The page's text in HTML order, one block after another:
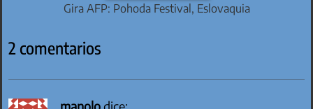
Gira AFP: Pohoda Festival, Eslovaquia
2 comentarios